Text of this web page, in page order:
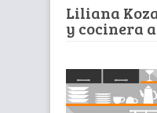
Liliana
y cocinera